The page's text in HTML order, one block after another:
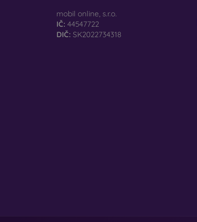
mobil online, s.r.o.
IČ: 44547722
DIČ: SK2022734318